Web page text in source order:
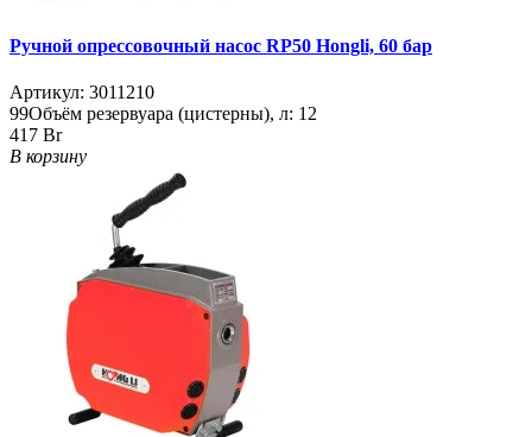
Ручной опрессовочный насос RP50 Hongli, 60 бар
Артикул: 3011210
99Объём резервуара (цистерны), л: 12
417 Br
В корзину